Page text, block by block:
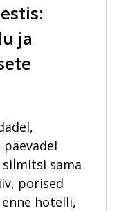
ja
sama
porised
hotelli,